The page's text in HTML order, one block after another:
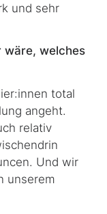
und sehr
wäre, welches
total
angeht.
relativ
Und wir
unserem